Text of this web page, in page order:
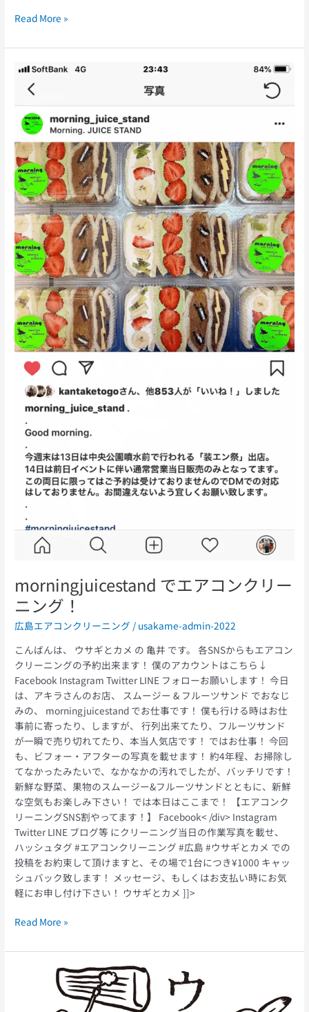
Read More »
morningjuicestand でエアコンクリー
ニング！
広島エアコンクリーニング / usakame-admin-2022
こんばんは、 ウサギとカメ の 亀井 です。 各SNSからもエアコン
クリーニングの予約出来ます！ 僕のアカウントはこちら↓
Facebook Instagram Twitter LINE フォローお願いします！ 今日
は、アキラさんのお店、 スムージー & フルーツサンド でおなじ
みの、 morningjuicestand でお仕事です！ 僕も行ける時はお仕
事前に寄ったり、しますが、 行列出来てたり、フルーツサンド
が一瞬で売り切れてたり、本当人気店です！ ではお仕事！ 今回
も、ビフォー・アフターの写真を載せます！ 約4年程、お掃除し
てなかったみたいで、なかなかの汚れでしたが、バッチリです！
新鮮な野菜、果物のスムージー&フルーツサンドとともに、新鮮
な空気もお楽しみ下さい！ では本日はここまで！ 【エアコンク
リーニングSNS割やってます！】 Facebook< /div> Instagram
Twitter LINE ブログ等 にクリーニング当日の作業写真を載せ、
ハッシュタグ #エアコンクリーニング #広島 #ウサギとカメ での
投稿をお約束して頂けますと、その場で1台につき¥1000 キャッ
シュバック致します！ メッセージ、もしくはお支払い時にお気
軽にお申し付け下さい！ ウサギとカメ ]]>
morningjuicestand
ア
コ
ン
ク
リ
ー
ニ
ン
グ！
Read More »